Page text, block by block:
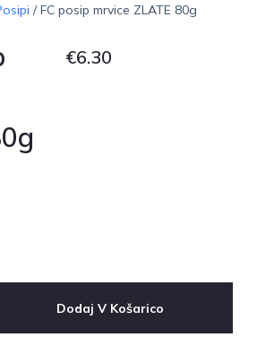
/ FC posip mrvice ZLATE 80g
€6.30
Dodaj V Košarico